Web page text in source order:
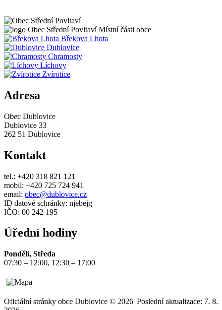
Obec Střední PovltavíMístní části obce
Břekova Lhota
Dublovice
Chramosty
Líchovy
Zvírotice
Adresa
Obec Dublovice
Dublovice 33
262 51 Dublovice
Kontakt
tel.: +420 318 821 121
mobil: +420 725 724 941
email: obec@dublovice.cz
ID datové schránky: njebejg
IČO: 00 242 195
Úřední hodiny
Pondělí, Středa
07:30 – 12:00, 12:30 – 17:00
Oficiální stránky obce Dublovice © 2026| Poslední aktualizace: 7. 8.